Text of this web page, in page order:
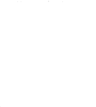
anti-oxydanten
das